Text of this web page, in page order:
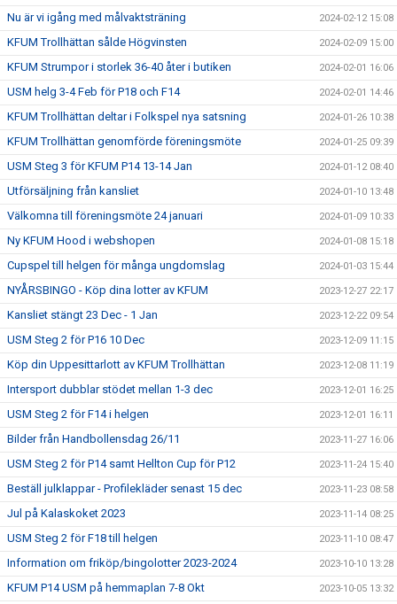
Nu är vi igång med målvaktsträning 2024-02-12 15:08
KFUM Trollhättan sålde Högvinsten 2024-02-09 15:00
KFUM Strumpor i storlek 36-40 åter i butiken 2024-02-01 16:06
USM helg 3-4 Feb för P18 och F14 2024-02-01 14:46
KFUM Trollhättan deltar i Folkspel nya satsning 2024-01-26 10:38
KFUM Trollhättan genomförde föreningsmöte 2024-01-25 09:39
USM Steg 3 för KFUM P14 13-14 Jan 2024-01-12 08:40
Utförsäljning från kansliet 2024-01-10 13:48
Välkomna till föreningsmöte 24 januari 2024-01-09 10:33
Ny KFUM Hood i webshopen 2024-01-08 15:18
Cupspel till helgen för många ungdomslag 2024-01-03 15:44
NYÅRSBINGO - Köp dina lotter av KFUM 2023-12-27 22:17
Kansliet stängt 23 Dec - 1 Jan 2023-12-22 09:54
USM Steg 2 för P16 10 Dec 2023-12-09 11:15
Köp din Uppesittarlott av KFUM Trollhättan 2023-12-08 11:19
Intersport dubblar stödet mellan 1-3 dec 2023-12-01 16:25
USM Steg 2 för F14 i helgen 2023-12-01 16:11
Bilder från Handbollensdag 26/11 2023-11-27 16:06
USM Steg 2 för P14 samt Hellton Cup för P12 2023-11-24 15:40
Beställ julklappar - Profilekläder senast 15 dec 2023-11-23 08:58
Jul på Kalaskoket 2023 2023-11-14 08:25
USM Steg 2 för F18 till helgen 2023-11-10 08:47
Information om friköp/bingolotter 2023-2024 2023-10-10 13:28
KFUM P14 USM på hemmaplan 7-8 Okt 2023-10-05 13:32